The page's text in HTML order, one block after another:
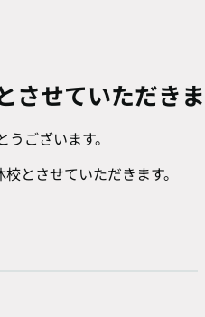
させていただき
ございます。
とさせていただきます。